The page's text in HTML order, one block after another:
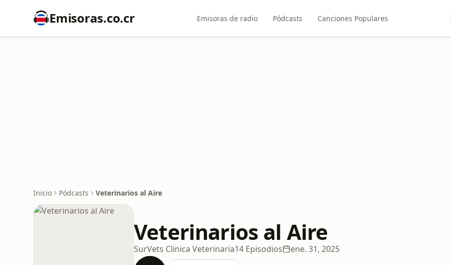
Emisoras.co.cr Emisoras de radio Pódcasts Canciones Populares
Inicio Pódcasts Veterinarios al Aire
Veterinarios al Aire
SurVets Clinica Veterinaria14 Episodios ene. 31, 2025